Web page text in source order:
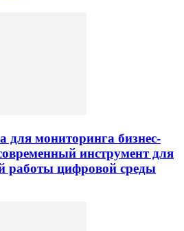
для мониторинга бизнес-
инструмент для
работы цифровой среды